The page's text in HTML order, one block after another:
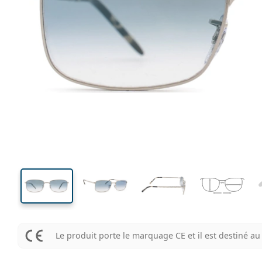
37 mm
Hauteur des verres
57 mm
Largeur des verres
Le produit porte le marquage CE et il est destiné